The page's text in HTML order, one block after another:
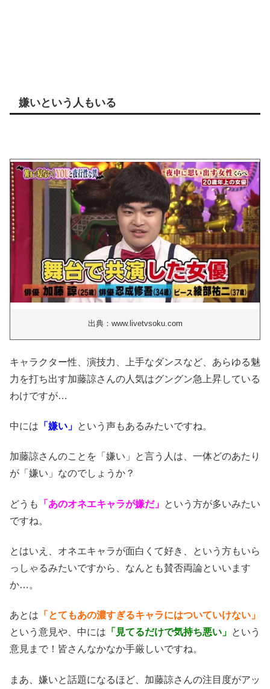
嫌いという人もいる
出典：www.livetvsoku.com
キャラクター性、演技力、上手なダンスなど、あらゆる魅
力を打ち出す加藤諒さんの人気はグングン急上昇している
わけですが…
中には 「嫌い」 という声もあるみたいですね。
加藤諒さんのことを「嫌い」と言う人は、一体どのあたり
が「嫌い」なのでしょうか？
どうも 「あのオネエキャラが嫌だ」 という方が多いみたい
ですね。
とはいえ、オネエキャラが面白くて好き、という方もいら
っしゃるみたいですから、なんとも賛否両論といいます
か…。
あとは 「とてもあの濃すぎるキャラにはついていけない」
という意見や、 中には 「見てるだけで気持ち悪い」 という
意見まで！皆さんなかなか手厳しいですね。
まあ、嫌いと話題になるほど、加藤諒さんの注目度がアッ